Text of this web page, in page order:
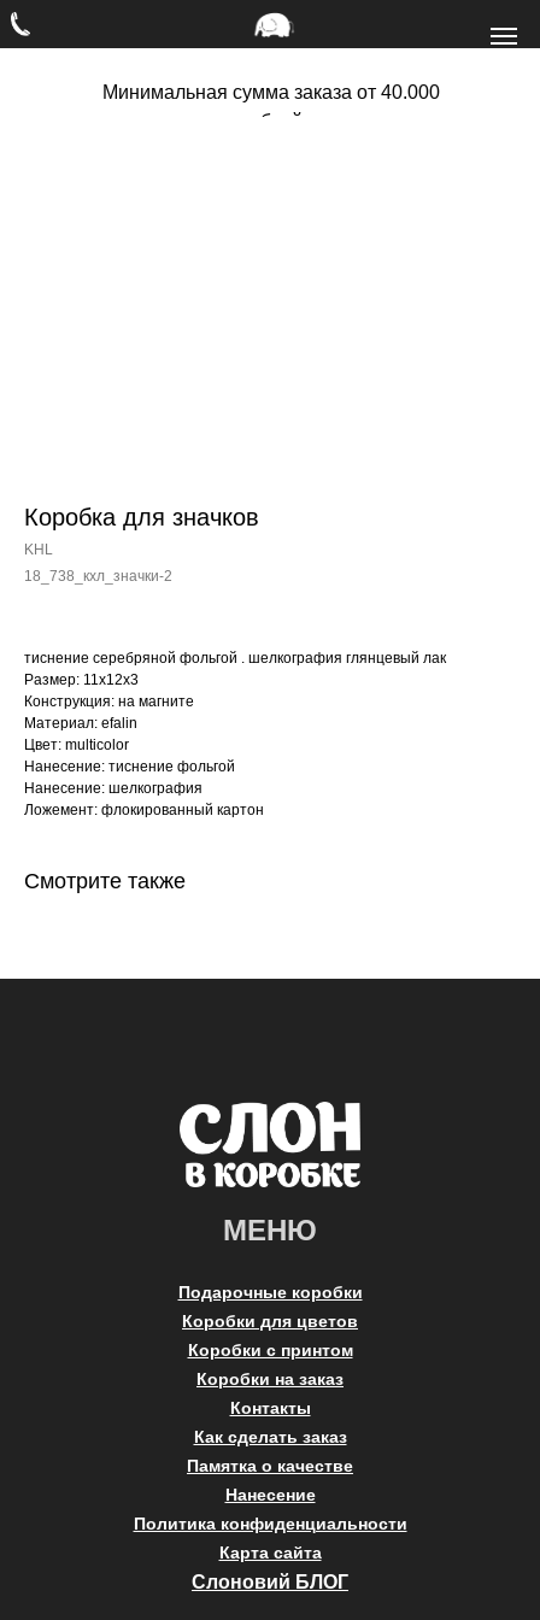
Минимальная сумма заказа от 40.000
рублей
Коробка для значков
KHL
18_738_кхл_значки-2
тиснение серебряной фольгой . шелкография глянцевый лак
Размер: 11х12х3
Конструкция: на магните
Материал: efalin
Цвет: multicolor
Нанесение: тиснение фольгой
Нанесение: шелкография
Ложемент: флокированный картон
Смотрите также
МЕНЮ
Подарочные коробки
Коробки для цветов
Коробки с принтом
Коробки на заказ
Контакты
Как сделать заказ
Памятка о качестве
Нанесение
Политика конфиденциальности
Карта сайта
Слоновий БЛОГ